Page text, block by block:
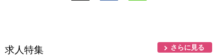
求人特集 さらに見る